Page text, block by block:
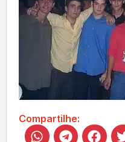
Compartilhe: